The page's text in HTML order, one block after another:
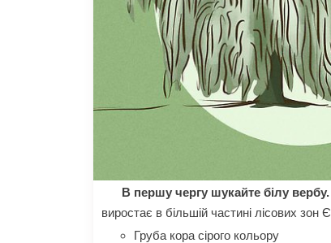
В першу чергу шукайте білу вербу.
виростає в більшій частині лісових зон
Груба кора сірого кольору